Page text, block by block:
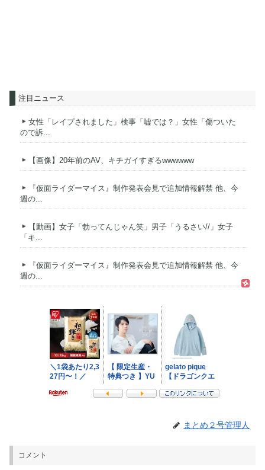
注目ニュース
女性「レイプされました」検事「嘘では？」女性「傷ついた
ので訴...
【画像】20年前のAV、キチガイすぎるwwwwww
『仮面ライダーマイス』制作発表会見で追加情報解禁 他、今
週の...
【動画】女子「勃ってんじゃん笑」男子「うるさい//」女子
「キ...
『仮面ライダーマイス』制作発表会見で追加情報解禁 他、今
週の...
まとめ２号管理人
コメント